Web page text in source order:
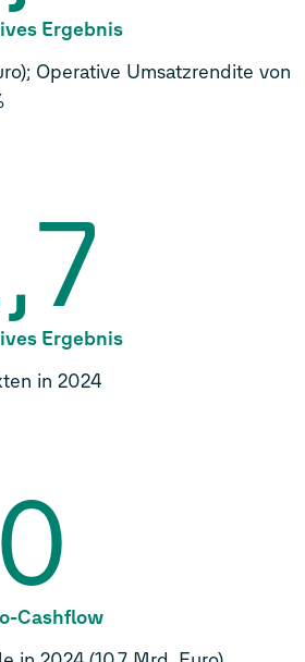
Ergebnis
Operative Umsatzrendite von
Ergebnis
in 2024
Cashflow